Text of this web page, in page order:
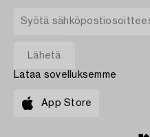
Lataa sovelluksemme
App Store